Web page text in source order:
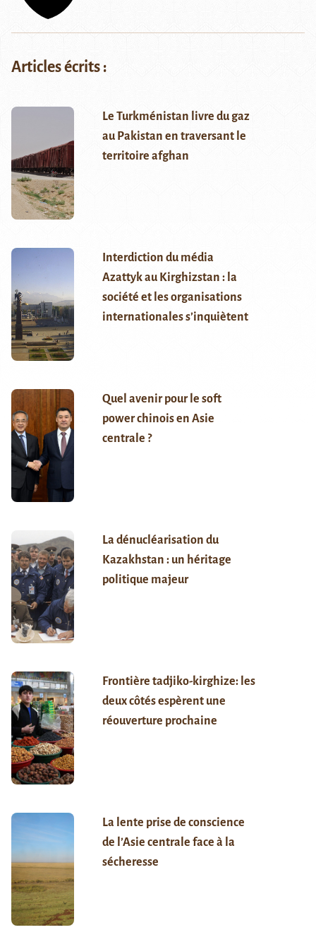
Articles écrits :
Le Turkménistan livre du gaz
au Pakistan en traversant le
territoire afghan
Interdiction du média
Azattyk au Kirghizstan : la
société et les organisations
internationales s’inquiètent
Quel avenir pour le soft
power chinois en Asie
centrale ?
La dénucléarisation du
Kazakhstan : un héritage
politique majeur
Frontière tadjiko-kirghize: les
deux côtés espèrent une
réouverture prochaine
La lente prise de conscience
de l’Asie centrale face à la
sécheresse